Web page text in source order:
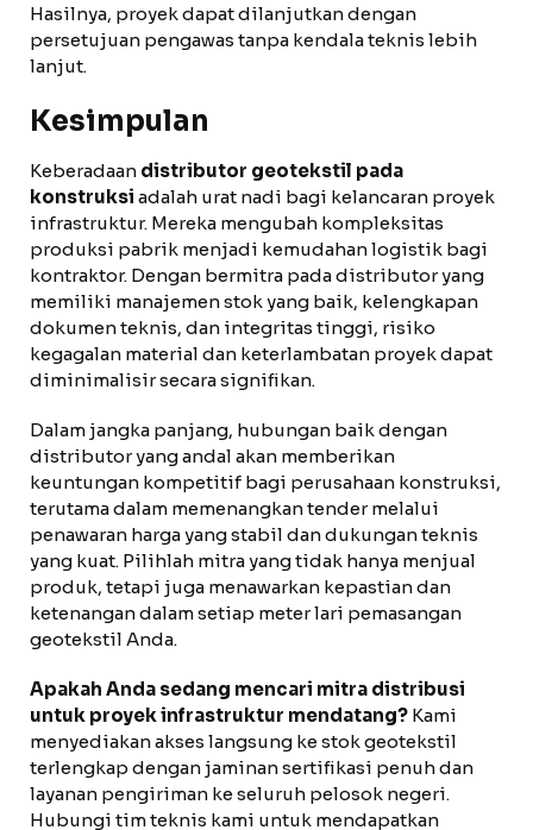
Hasilnya, proyek dapat dilanjutkan dengan
persetujuan pengawas tanpa kendala teknis lebih
lanjut.
Kesimpulan
Keberadaan distributor geotekstil pada
konstruksi adalah urat nadi bagi kelancaran proyek
infrastruktur. Mereka mengubah kompleksitas
produksi pabrik menjadi kemudahan logistik bagi
kontraktor. Dengan bermitra pada distributor yang
memiliki manajemen stok yang baik, kelengkapan
dokumen teknis, dan integritas tinggi, risiko
kegagalan material dan keterlambatan proyek dapat
diminimalisir secara signifikan.
Dalam jangka panjang, hubungan baik dengan
distributor yang andal akan memberikan
keuntungan kompetitif bagi perusahaan konstruksi,
terutama dalam memenangkan tender melalui
penawaran harga yang stabil dan dukungan teknis
yang kuat. Pilihlah mitra yang tidak hanya menjual
produk, tetapi juga menawarkan kepastian dan
ketenangan dalam setiap meter lari pemasangan
geotekstil Anda.
Apakah Anda sedang mencari mitra distribusi
untuk proyek infrastruktur mendatang? Kami
menyediakan akses langsung ke stok geotekstil
terlengkap dengan jaminan sertifikasi penuh dan
layanan pengiriman ke seluruh pelosok negeri.
Hubungi tim teknis kami untuk mendapatkan